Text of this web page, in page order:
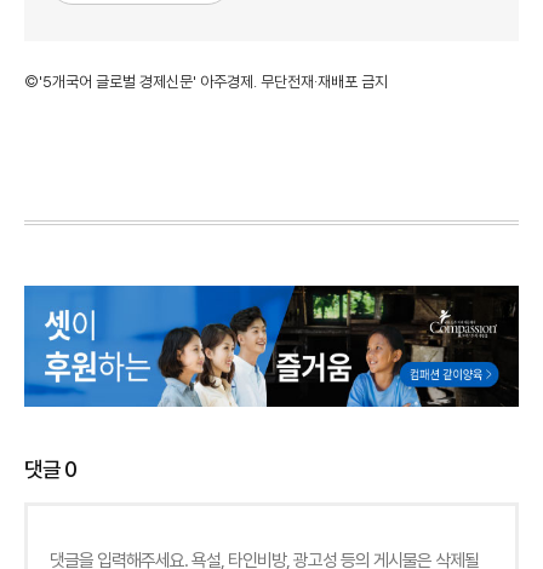
©'5개국어 글로벌 경제신문' 아주경제. 무단전재·재배포 금지
댓글0